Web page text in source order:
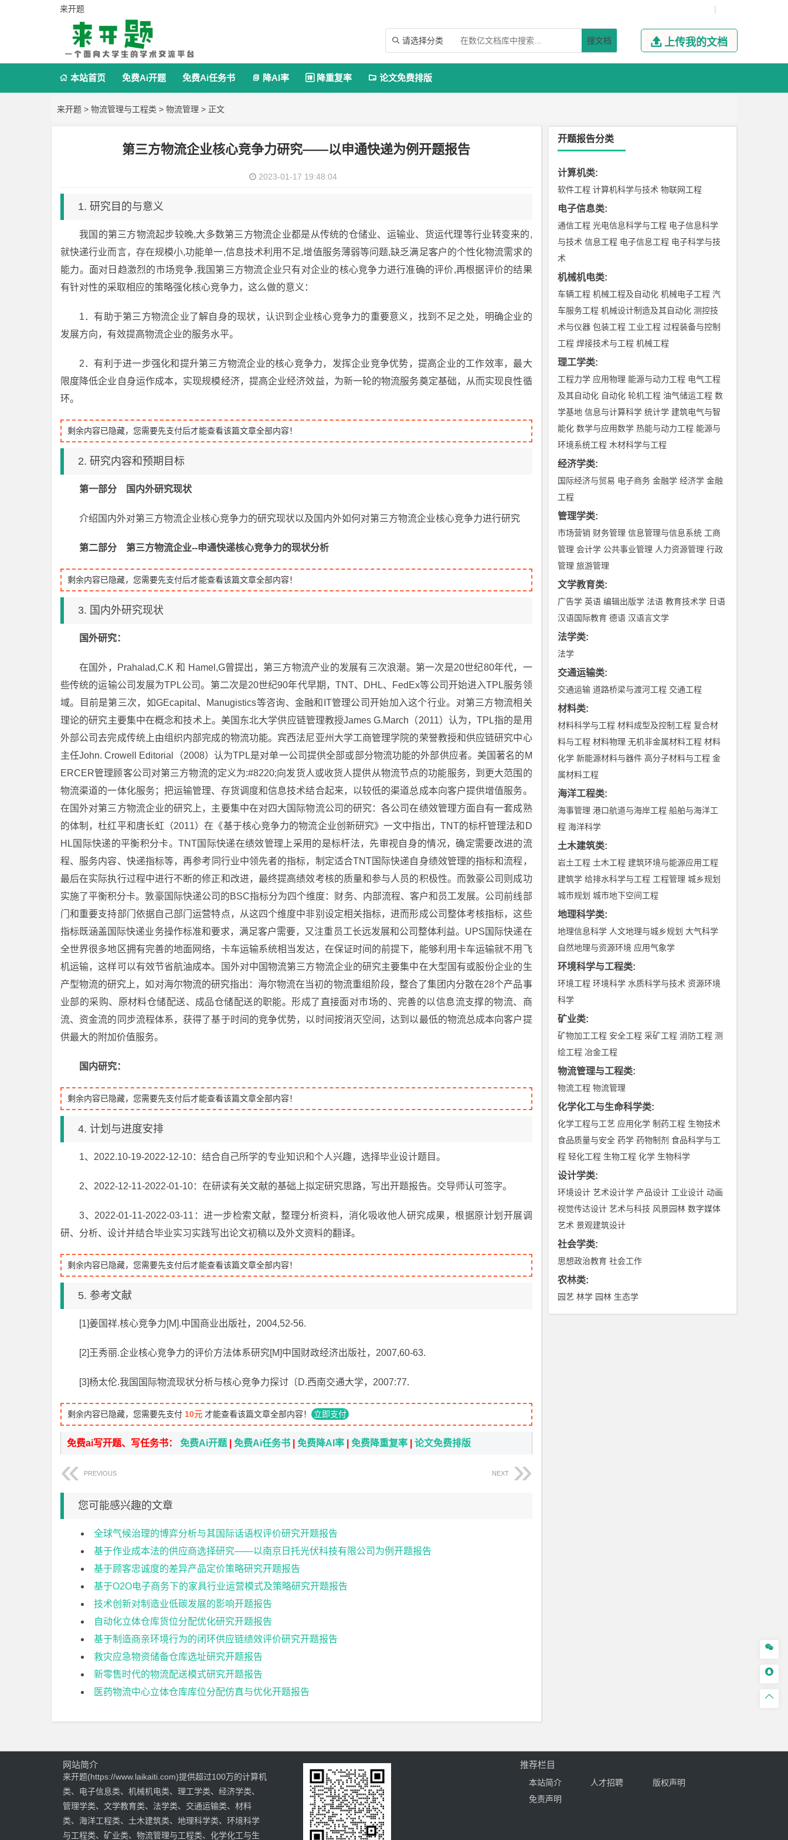
来开题 |
 请选择分类 搜文档  上传我的文档
 本站首页 免费Ai开题 免费Ai任务书  降AI率  降重复率  论文免费排版
来开题 > 物流管理与工程类 > 物流管理 > 正文
第三方物流企业核心竞争力研究——以申通快递为例开题报告
2023-01-17 19:48:04
1. 研究目的与意义
我国的第三方物流起步较晚,大多数第三方物流企业都是从传统的仓储业、运输业、货运代理等行业转变来的,
就快递行业而言，存在规模小,功能单一,信息技术利用不足,增值服务薄弱等问题,缺乏满足客户的个性化物流需求的
能力。面对日趋激烈的市场竞争,我国第三方物流企业只有对企业的核心竞争力进行准确的评价,再根据评价的结果
有针对性的采取相应的策略强化核心竞争力，这么做的意义：
1．有助于第三方物流企业了解自身的现状，认识到企业核心竞争力的重要意义，找到不足之处，明确企业的
发展方向，有效提高物流企业的服务水平。
2．有利于进一步强化和提升第三方物流企业的核心竞争力，发挥企业竞争优势，提高企业的工作效率，最大
限度降低企业自身运作成本，实现规模经济，提高企业经济效益，为新一轮的物流服务奠定基础，从而实现良性循
环。
剩余内容已隐藏，您需要先支付后才能查看该篇文章全部内容！
2. 研究内容和预期目标
第一部分 国内外研究现状
介绍国内外对第三方物流企业核心竞争力的研究现状以及国内外如何对第三方物流企业核心竞争力进行研究
第二部分 第三方物流企业--申通快递核心竞争力的现状分析
剩余内容已隐藏，您需要先支付后才能查看该篇文章全部内容！
3. 国内外研究现状
国外研究：
在国外，Prahalad,C.K 和 Hamel,G曾提出，第三方物流产业的发展有三次浪潮。第一次是20世纪80年代，一
些传统的运输公司发展为TPL公司。第二次是20世纪90年代早期，TNT、DHL、FedEx等公司开始进入TPL服务领
域。目前是第三次，如GEcapital、Manugistics等咨询、金融和IT管理公司开始加入这个行业。对第三方物流相关
理论的研究主要集中在概念和技术上。美国东北大学供应链管理教授James G.March（2011）认为，TPL指的是用
外部公司去完成传统上由组织内部完成的物流功能。宾西法尼亚州大学工商管理学院的荣誉教授和供应链研究中心
主任John. Crowell Editorial（2008）认为TPL是对单一公司提供全部或部分物流功能的外部供应者。美国著名的M
ERCER管理顾客公司对第三方物流的定义为:#8220;向发货人或收货人提供从物流节点的功能服务，到更大范围的
物流渠道的一体化服务；把运输管理、存货调度和信息技术结合起来，以较低的渠道总成本向客户提供增值服务。
在国外对第三方物流企业的研究上，主要集中在对四大国际物流公司的研究：各公司在绩效管理方面自有一套成熟
的体制，杜红平和唐长虹（2011）在《基于核心竞争力的物流企业创新研究》一文中指出，TNT的标杆管理法和D
HL国际快递的平衡积分卡。TNT国际快递在绩效管理上采用的是标杆法，先审视自身的情况，确定需要改进的流
程、服务内容、快递指标等，再参考同行业中领先者的指标，制定适合TNT国际快递自身绩效管理的指标和流程，
最后在实际执行过程中进行不断的修正和改进，最终提高绩效考核的质量和参与人员的积极性。而敦豪公司则成功
实施了平衡积分卡。敦豪国际快递公司的BSC指标分为四个维度：财务、内部流程、客户和员工发展。公司前线部
门和重要支持部门依据自己部门运营特点，从这四个维度中非别设定相关指标，进而形成公司整体考核指标，这些
指标既涵盖国际快递业务操作标准和要求，满足客户需要，又注重员工长远发展和公司整体利益。UPS国际快递在
全世界很多地区拥有完善的地面网络，卡车运输系统相当发达，在保证时间的前提下，能够利用卡车运输就不用飞
机运输，这样可以有效节省航油成本。国外对中国物流第三方物流企业的研究主要集中在大型国有或股份企业的生
产型物流的研究上，如对海尔物流的研究指出：海尔物流在当初的物流重组阶段，整合了集团内分散在28个产品事
业部的采购、原材料仓储配送、成品仓储配送的职能。形成了直接面对市场的、完善的以信息流支撑的物流、商
流、资金流的同步流程体系，获得了基于时间的竞争优势，以时间按消灭空间，达到以最低的物流总成本向客户提
供最大的附加价值服务。
国内研究：
剩余内容已隐藏，您需要先支付后才能查看该篇文章全部内容！
4. 计划与进度安排
1、2022.10-19-2022-12-10：结合自己所学的专业知识和个人兴趣，选择毕业设计题目。
2、2022-12-11-2022-01-10：在研读有关文献的基础上拟定研究思路，写出开题报告。交导师认可签字。
3、2022-01-11-2022-03-11：进一步检索文献，整理分析资料，消化吸收他人研究成果，根据原计划开展调
研、分析、设计并结合毕业实习实践写出论文初稿以及外文资料的翻译。
剩余内容已隐藏，您需要先支付后才能查看该篇文章全部内容！
5. 参考文献
[1]姜国祥.核心竞争力[M].中国商业出版社，2004,52-56.
[2]王秀丽.企业核心竞争力的评价方法体系研究[M]中国财政经济出版社，2007,60-63.
[3]杨太伦.我国国际物流现状分析与核心竞争力探讨〔D.西南交通大学，2007:77.
剩余内容已隐藏，您需要先支付 10元 才能查看该篇文章全部内容！ 立即支付
免费ai写开题、写任务书： 免费Ai开题 免费Ai任务书 免费降AI率 免费降重复率 论文免费排版
PREVIOUS NEXT
您可能感兴趣的文章
全球气候治理的博弈分析与其国际话语权评价研究开题报告
基于作业成本法的供应商选择研究——以南京日托光伏科技有限公司为例开题报告
基于顾客忠诚度的差异产品定价策略研究开题报告
基于O2O电子商务下的家具行业运营模式及策略研究开题报告
技术创新对制造业低碳发展的影响开题报告
自动化立体仓库货位分配优化研究开题报告
基于制造商亲环境行为的闭环供应链绩效评价研究开题报告
救灾应急物资储备仓库选址研究开题报告
新零售时代的物流配送模式研究开题报告
医药物流中心立体仓库库位分配仿真与优化开题报告
开题报告分类
计算机类:
软件工程 计算机科学与技术 物联网工程
电子信息类:
通信工程 光电信息科学与工程 电子信息科学
与技术 信息工程 电子信息工程 电子科学与技
术
机械机电类:
车辆工程 机械工程及自动化 机械电子工程 汽
车服务工程 机械设计制造及其自动化 测控技
术与仪器 包装工程 工业工程 过程装备与控制
工程 焊接技术与工程 机械工程
理工学类:
工程力学 应用物理 能源与动力工程 电气工程
及其自动化 自动化 轮机工程 油气储运工程 数
学基地 信息与计算科学 统计学 建筑电气与智
能化 数学与应用数学 热能与动力工程 能源与
环境系统工程 木材科学与工程
经济学类:
国际经济与贸易 电子商务 金融学 经济学 金融
工程
管理学类:
市场营销 财务管理 信息管理与信息系统 工商
管理 会计学 公共事业管理 人力资源管理 行政
管理 旅游管理
文学教育类:
广告学 英语 编辑出版学 法语 教育技术学 日语
汉语国际教育 德语 汉语言文学
法学类:
法学
交通运输类:
交通运输 道路桥梁与渡河工程 交通工程
材料类:
材料科学与工程 材料成型及控制工程 复合材
料与工程 材料物理 无机非金属材料工程 材料
化学 新能源材料与器件 高分子材料与工程 金
属材料工程
海洋工程类:
海事管理 港口航道与海岸工程 船舶与海洋工
程 海洋科学
土木建筑类:
岩土工程 土木工程 建筑环境与能源应用工程
建筑学 给排水科学与工程 工程管理 城乡规划
城市规划 城市地下空间工程
地理科学类:
地理信息科学 人文地理与城乡规划 大气科学
自然地理与资源环境 应用气象学
环境科学与工程类:
环境工程 环境科学 水质科学与技术 资源环境
科学
矿业类:
矿物加工工程 安全工程 采矿工程 消防工程 测
绘工程 冶金工程
物流管理与工程类:
物流工程 物流管理
化学化工与生命科学类:
化学工程与工艺 应用化学 制药工程 生物技术
食品质量与安全 药学 药物制剂 食品科学与工
程 轻化工程 生物工程 化学 生物科学
设计学类:
环境设计 艺术设计学 产品设计 工业设计 动画
视觉传达设计 艺术与科技 风景园林 数字媒体
艺术 景观建筑设计
社会学类:
思想政治教育 社会工作
农林类:
园艺 林学 园林 生态学



网站简介
来开题(https://www.laikaiti.com)提供超过100万的计算机
类、电子信息类、机械机电类、理工学类、经济学类、
管理学类、文学教育类、法学类、交通运输类、材料
类、海洋工程类、土木建筑类、地理科学类、环境科学
与工程类、矿业类、物流管理与工程类、化学化工与生
推荐栏目
本站简介 人才招聘
版权声明
免责声明